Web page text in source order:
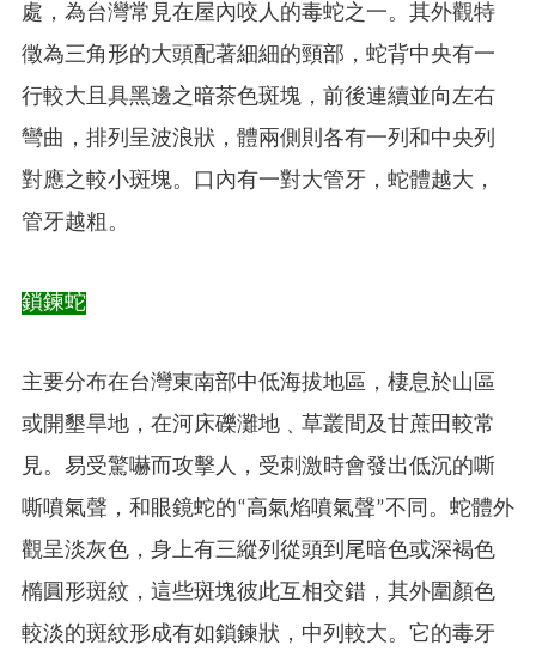
處，為台灣常見在屋內咬人的毒蛇之一。其外觀特
徵為三角形的大頭配著細細的頸部，蛇背中央有一
行較大且具黑邊之暗茶色斑塊，前後連續並向左右
彎曲，排列呈波浪狀，體兩側則各有一列和中央列
對應之較小斑塊。口內有一對大管牙，蛇體越大，
管牙越粗。
鎖鍊蛇
主要分布在台灣東南部中低海拔地區，棲息於山區
或開墾旱地，在河床礫灘地﹑草叢間及甘蔗田較常
見。易受驚嚇而攻擊人，受刺激時會發出低沉的嘶
嘶噴氣聲，和眼鏡蛇的“高氣焰噴氣聲”不同。蛇體外
觀呈淡灰色，身上有三縱列從頭到尾暗色或深褐色
橢圓形斑紋，這些斑塊彼此互相交錯，其外圍顏色
較淡的斑紋形成有如鎖鍊狀，中列較大。它的毒牙